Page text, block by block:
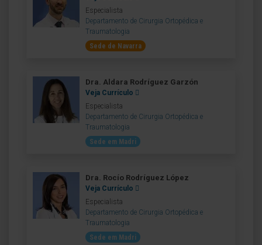
Especialista
Departamento de Cirurgia Ortopédica e
Traumatologia
Sede de Navarra
Dra. Aldara Rodríguez Garzón
Veja Currículo
Especialista
Departamento de Cirurgia Ortopédica e
Traumatologia
Sede em Madri
Dra. Rocío Rodríguez López
Veja Currículo
Especialista
Departamento de Cirurgia Ortopédica e
Traumatologia
Sede em Madri